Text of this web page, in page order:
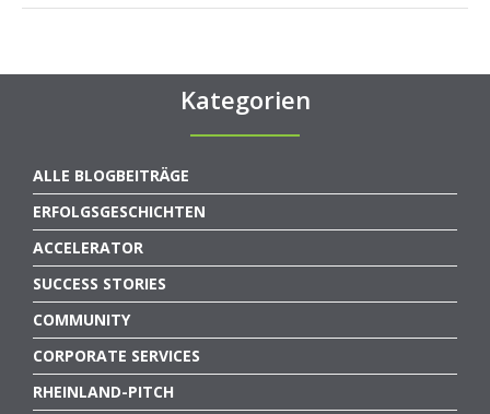
Kategorien
ALLE BLOGBEITRÄGE
ERFOLGSGESCHICHTEN
ACCELERATOR
SUCCESS STORIES
COMMUNITY
CORPORATE SERVICES
RHEINLAND-PITCH